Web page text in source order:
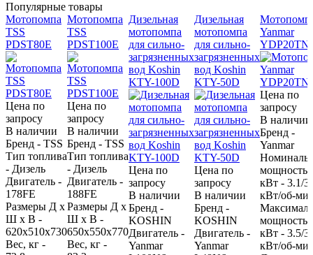
Популярные товары
Мотопомпа
TSS
PDST80E
Цена по
запросу
В наличии
Бренд - TSS
Тип топлива
- Дизель
Двигатель -
178FE
Размеры Д х
Ш х В -
620х510х730
Вес, кг -
Мотопомпа
TSS
PDST100E
Цена по
запросу
В наличии
Бренд - TSS
Тип топлива
- Дизель
Двигатель -
188FE
Размеры Д х
Ш х В -
650х550х770
Вес, кг -
Дизельная
мотопомпа
для сильно-
загрязненных
вод Koshin
KTY-100D
Цена по
запросу
В наличии
Бренд -
KOSHIN
Двигатель -
Yanmar
Дизельная
мотопомпа
для сильно-
загрязненных
вод Koshin
KTY-50D
Цена по
запросу
В наличии
Бренд -
KOSHIN
Двигатель -
Yanmar
Yanmar
Цена по
запросу
В наличии
Бренд -
Yanmar
мощность,
кВт - 3.1/
кВт/об-
мощность,
кВт - 3.5/
кВт/об-